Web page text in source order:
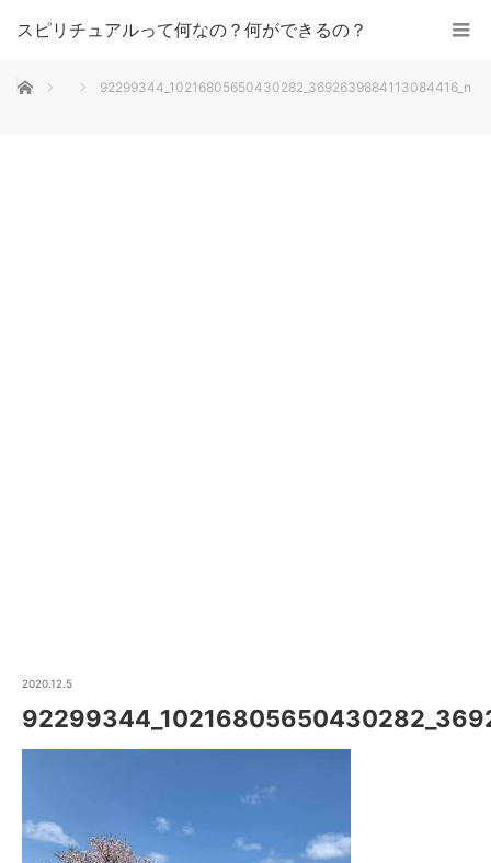
スピリチュアルって何なの？何ができるの？
ホーム 92299344_10216805650430282_3692639884113084416_n
2020.12.5